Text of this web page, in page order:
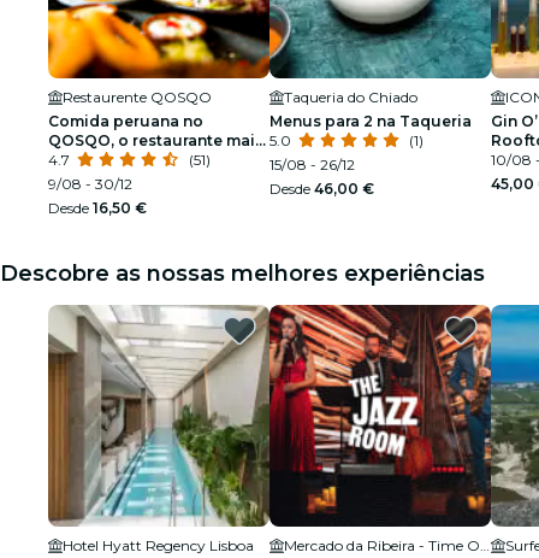
Restaurente QOSQO
Comida peruana no
QOSQO, o restaurante mais
antigo do país
4.7
(51)
9/08 - 30/12
Desde 16,50 €
Taqueria do Chiado
Menus para 2 na Taqueria
5.0
(1)
15/08 - 26/12
Desde 46,00 €
Gin
10/08 -
45,00
Descobre as nossas melhores experiências
Hotel Hyatt Regency Lisboa